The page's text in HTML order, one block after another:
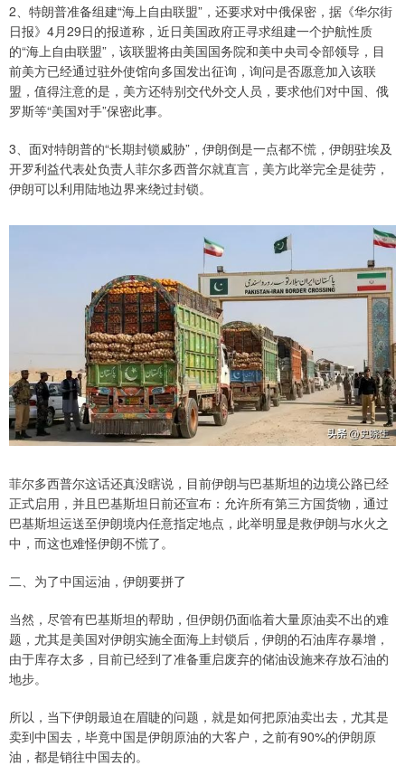
2、特朗普准备组建“海上自由联盟”，还要求对中俄保密，据《华尔街
日报》4月29日的报道称，近日美国政府正寻求组建一个护航性质
的“海上自由联盟”，该联盟将由美国国务院和美中央司令部领导，目
前美方已经通过驻外使馆向多国发出征询，询问是否愿意加入该联
盟，值得注意的是，美方还特别交代外交人员，要求他们对中国、俄
罗斯等“美国对手”保密此事。
3、面对特朗普的“长期封锁威胁”，伊朗倒是一点都不慌，伊朗驻埃及
开罗利益代表处负责人菲尔多西普尔就直言，美方此举完全是徒劳，
伊朗可以利用陆地边界来绕过封锁。
菲尔多西普尔这话还真没瞎说，目前伊朗与巴基斯坦的边境公路已经
正式启用，并且巴基斯坦日前还宣布：允许所有第三方国货物，通过
巴基斯坦运送至伊朗境内任意指定地点，此举明显是救伊朗与水火之
中，而这也难怪伊朗不慌了。
二、为了中国运油，伊朗要拼了
当然，尽管有巴基斯坦的帮助，但伊朗仍面临着大量原油卖不出的难
题，尤其是美国对伊朗实施全面海上封锁后，伊朗的石油库存暴增，
由于库存太多，目前已经到了准备重启废弃的储油设施来存放石油的
地步。
所以，当下伊朗最迫在眉睫的问题，就是如何把原油卖出去，尤其是
卖到中国去，毕竟中国是伊朗原油的大客户，之前有90%的伊朗原
油，都是销往中国去的。